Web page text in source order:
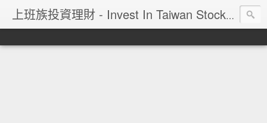
上班族投資理財 - Invest In Taiwan Stock Market